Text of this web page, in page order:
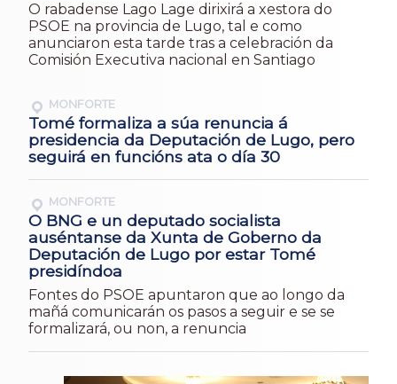
O rabadense Lago Lage dirixirá a xestora do
PSOE na provincia de Lugo, tal e como
anunciaron esta tarde tras a celebración da
Comisión Executiva nacional en Santiago
MONFORTE
Tomé formaliza a súa renuncia á
presidencia da Deputación de Lugo, pero
seguirá en funcións ata o día 30
MONFORTE
O BNG e un deputado socialista
auséntanse da Xunta de Goberno da
Deputación de Lugo por estar Tomé
presidíndoa
Fontes do PSOE apuntaron que ao longo da
mañá comunicarán os pasos a seguir e se se
formalizará, ou non, a renuncia